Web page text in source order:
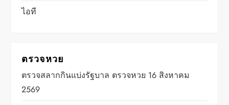
ไอที
ตรวจหวย
ตรวจสลากกินแบ่งรัฐบาล ตรวจหวย 16 สิงหาคม
2569